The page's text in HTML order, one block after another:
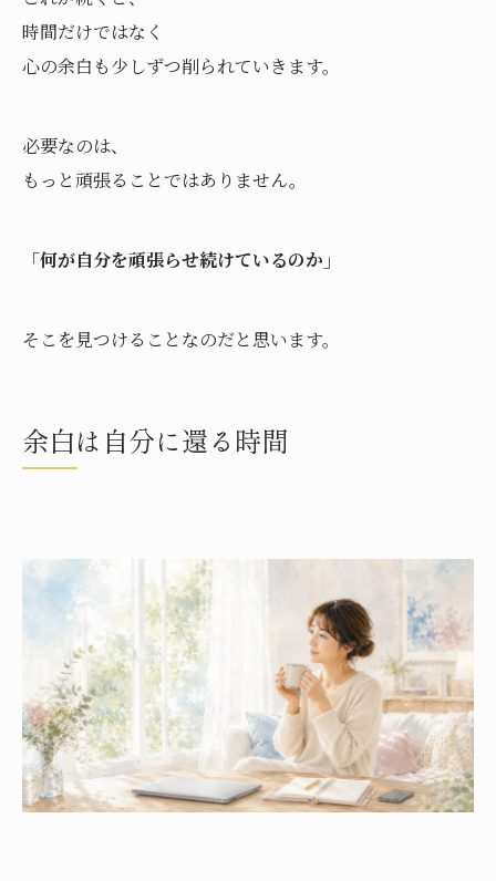
時間だけではなく
心の余白も少しずつ削られていきます。
必要なのは、
もっと頑張ることではありません。
「何が自分を頑張らせ続けているのか」
そこを見つけることなのだと思います。
余白は自分に還る時間